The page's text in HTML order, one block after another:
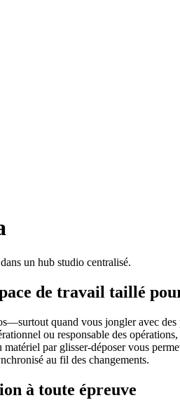
un hub studio centralisé.
de travail taillé
quand vous jongler avec
ou responsable des
par glisser-déposer vous
au fil des changements.
à toute épreuve